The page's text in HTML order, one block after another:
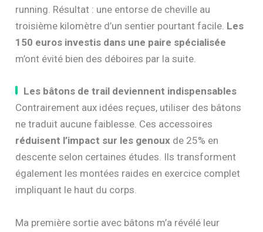
running. Résultat : une entorse de cheville au
troisième kilomètre d’un sentier pourtant facile. Les
150 euros investis dans une paire spécialisée
m’ont évité bien des déboires par la suite.
Les bâtons de trail deviennent indispensables
Contrairement aux idées reçues, utiliser des bâtons
ne traduit aucune faiblesse. Ces accessoires
réduisent l’impact sur les genoux de 25% en
descente selon certaines études. Ils transforment
également les montées raides en exercice complet
impliquant le haut du corps.
Ma première sortie avec bâtons m’a révélé leur